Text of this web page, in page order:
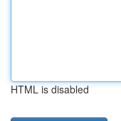
HTML is disabled